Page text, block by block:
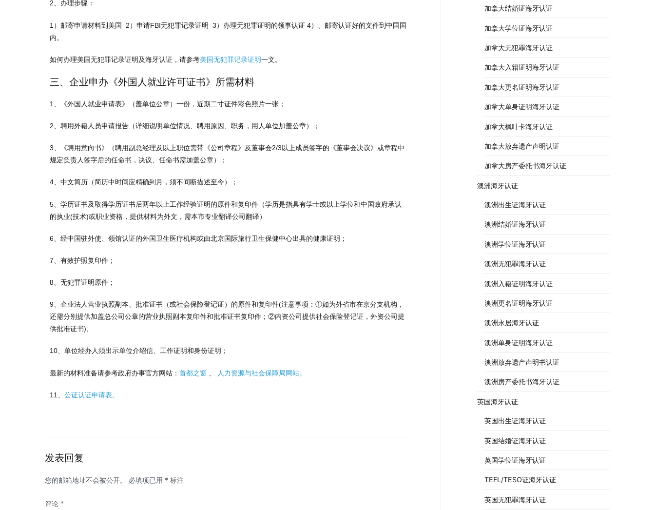
2、办理步骤：
1）邮寄申请材料到美国 2）申请FBI无犯罪记录证明 3）办理无犯罪证明的领事认证 4）、邮寄认证好的文件到中国国
内。
如何办理美国无犯罪记录证明及海牙认证，请参考美国无犯罪记录证明一文。
三、企业申办《外国人就业许可证书》所需材料
1、《外国人就业申请表》（盖单位公章）一份，近期二寸证件彩色照片一张；
2、聘用外籍人员申请报告（详细说明单位情况、聘用原因、职务，用人单位加盖公章）；
3、《聘用意向书》（聘用副总经理及以上职位需带《公司章程》及董事会2/3以上成员签字的《董事会决议》或章程中
规定负责人签字后的任命书，决议、任命书需加盖公章）；
4、中文简历（简历中时间应精确到月，须不间断描述至今）；
5、学历证书及取得学历证书后两年以上工作经验证明的原件和复印件（学历是指具有学士或以上学位和中国政府承认
的执业(技术)或职业资格，提供材料为外文，需本市专业翻译公司翻译）
6、经中国驻外使、领馆认证的外国卫生医疗机构或由北京国际旅行卫生保健中心出具的健康证明；
7、有效护照复印件；
8、无犯罪证明原件；
9、企业法人营业执照副本、批准证书（或社会保险登记证）的原件和复印件(注意事项：①如为外省市在京分支机构，
还需分别提供加盖总公司公章的营业执照副本复印件和批准证书复印件；②内资公司提供社会保险登记证，外资公司提
供批准证书);
10、单位经办人须出示单位介绍信、工作证明和身份证明；
最新的材料准备请参考政府办事官方网站： 首都之窗 人力资源与社会保障局网站。
11、 公证认证申请表。
发表回复
您的邮箱地址不会被公开。 必填项已用 * 标注
评论 *
加拿大结婚证海牙认证
加拿大学位证海牙认证
加拿大无犯罪海牙认证
加拿大入籍证明海牙认证
加拿大更名证明海牙认证
加拿大单身证明海牙认证
加拿大枫叶卡海牙认证
加拿大放弃遗产声明认证
加拿大房产委托书海牙认证
澳洲海牙认证
澳洲出生证海牙认证
澳洲结婚证海牙认证
澳洲学位证海牙认证
澳洲无犯罪海牙认证
澳洲入籍证明海牙认证
澳洲更名证明海牙认证
澳洲永居海牙认证
澳洲单身证明海牙认证
澳洲放弃遗产声明书认证
澳洲房产委托书海牙认证
英国海牙认证
英国出生证海牙认证
英国结婚证海牙认证
英国学位证海牙认证
TEFL/TESO证海牙认证
英国无犯罪海牙认证